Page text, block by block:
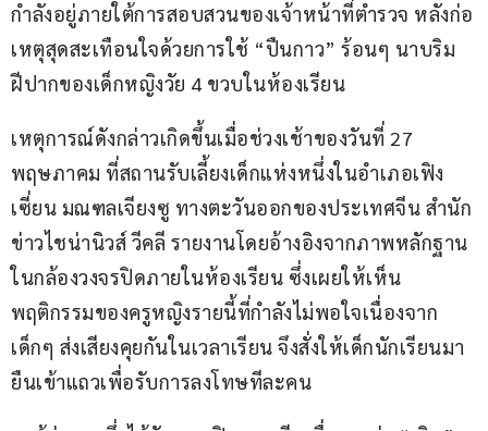
กำลังอยู่ภายใต้การสอบสวนของเจ้าหน้าที่ตำรวจ หลังก่อ
เหตุสุดสะเทือนใจด้วยการใช้ “ปืนกาว” ร้อนๆ นาบริม
ฝีปากของเด็กหญิงวัย 4 ขวบในห้องเรียน
เหตุการณ์ดังกล่าวเกิดขึ้นเมื่อช่วงเช้าของวันที่ 27
พฤษภาคม ที่สถานรับเลี้ยงเด็กแห่งหนึ่งในอำเภอเฟิง
เซี่ยน มณฑลเจียงซู ทางตะวันออกของประเทศจีน สำนัก
ข่าวไชน่านิวส์ วีคลี รายงานโดยอ้างอิงจากภาพหลักฐาน
ในกล้องวงจรปิดภายในห้องเรียน ซึ่งเผยให้เห็น
พฤติกรรมของครูหญิงรายนี้ที่กำลังไม่พอใจเนื่องจาก
เด็กๆ ส่งเสียงคุยกันในเวลาเรียน จึงสั่งให้เด็กนักเรียนมา
ยืนเข้าแถวเพื่อรับการลงโทษทีละคน